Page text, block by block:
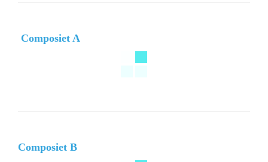
Composiet A
Composiet B